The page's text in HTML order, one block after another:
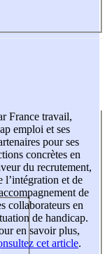
France travail,
emploi et ses
pour ses
concrètes en
du recrutement,
l’intégration et de
de
collaborateurs en
de handicap.
en savoir plus,
cet article.